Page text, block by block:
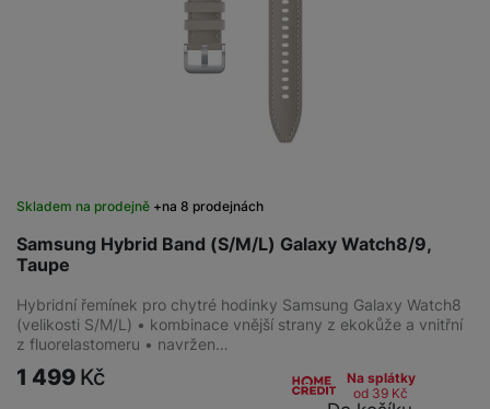
Samsung Hybrid Band (S/M/L) Galaxy Watch8/9,
Taupe
Skladem na prodejně na 8 prodejnách
Hybridní řemínek pro chytré hodinky Samsung Galaxy Watch8
(velikosti S/M/L) • kombinace vnější strany z ekokůže a vnitřní
z fluorelastomeru • navržen…
1 499 Kč
Na splátky
od 39 Kč